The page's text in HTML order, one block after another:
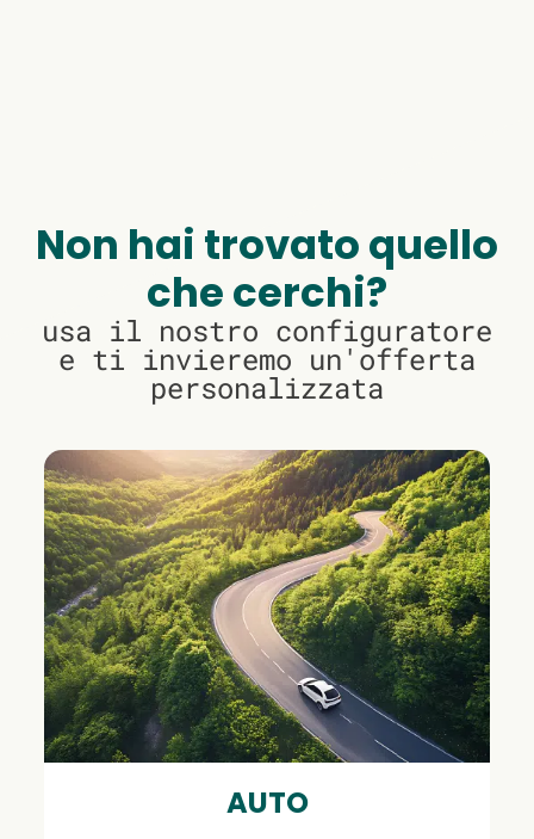
Non hai trovato quello
che cerchi?
usa il nostro configuratore
e ti invieremo un'offerta
personalizzata
AUTO